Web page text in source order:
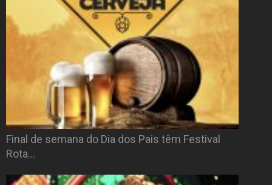
Final de semana do Dia dos Pais têm Festival
Rota…